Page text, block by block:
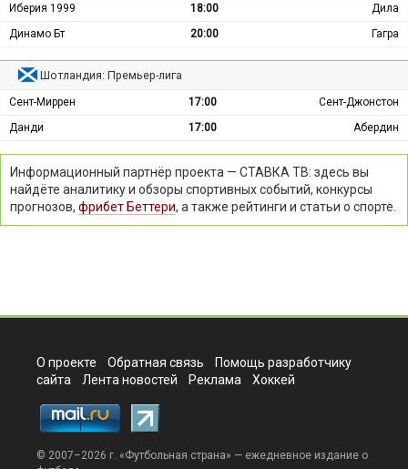
Иберия 1999 18:00
Дила
Динамо Бт
20:00 Гагра
Шотландия: Премьер-лига
Сент-Миррен 17:00
Сент-Джонстон
Данди
17:00 Абердин
Информационный партнёр проекта — СТАВКА ТВ: здесь вы
найдёте аналитику и обзоры спортивных событий, конкурсы
прогнозов, фрибет Беттери, а также рейтинги и статьи о спорте.
О проекте Обратная связь
Помощь разработчику
сайта
Лента новостей Реклама Хоккей
© 2007–2026 г. «Футбольная страна» — ежедневное издание о